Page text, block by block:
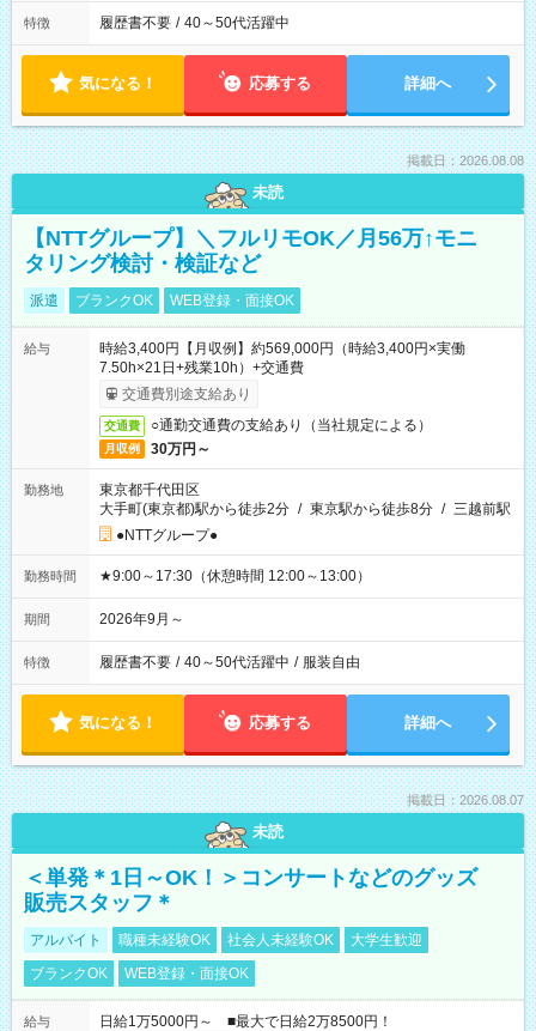
特徴 履歴書不要 / 40～50代活躍中
気になる！ 応募する 詳細へ
掲載日：2026.08.08
未読
【NTTグループ】＼フルリモOK／月56万↑モニ
タリング検討・検証など
派遣 ブランクOK WEB登録・面接OK
給与
時給3,400円【月収例】約569,000円（時給3,400円×実働
7.50h×21日+残業10h）+交通費
交通費別途支給あり
交通費 ○通勤交通費の支給あり（当社規定による）
月収例 30万円～
勤務地
東京都千代田区
大手町(東京都)駅から徒歩2分 / 東京駅から徒歩8分 / 三越前駅
●NTTグループ●
勤務時間 ★9:00～17:30（休憩時間 12:00～13:00）
期間 2026年9月～
特徴 履歴書不要 / 40～50代活躍中 / 服装自由
気になる！ 応募する 詳細へ
掲載日：2026.08.07
未読
＜単発＊1日～OK！＞コンサートなどのグッズ
販売スタッフ＊
アルバイト 職種未経験OK 社会人未経験OK
大学生歓迎
ブランクOK
WEB登録・面接OK
給与
日給1万5000円～ ■最大で日給2万8500円！